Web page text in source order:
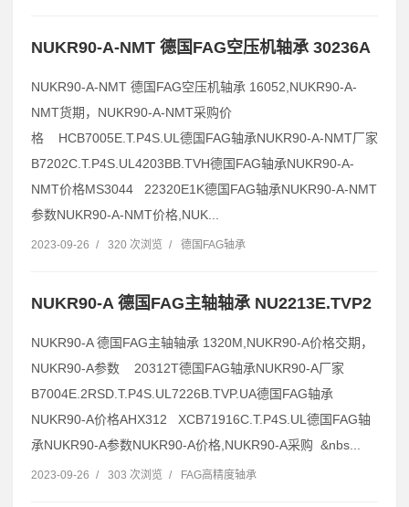
NUKR90-A-NMT 德国FAG空压机轴承 30236A
NUKR90-A-NMT 德国FAG空压机轴承 16052,NUKR90-A-
NMT货期，NUKR90-A-NMT采购价
格 HCB7005E.T.P4S.UL德国FAG轴承NUKR90-A-NMT厂家
B7202C.T.P4S.UL4203BB.TVH德国FAG轴承NUKR90-A-
NMT价格MS3044 22320E1K德国FAG轴承NUKR90-A-NMT
参数NUKR90-A-NMT价格,NUK...
2023-09-26 / 320 次浏览 / 德国FAG轴承
NUKR90-A 德国FAG主轴轴承 NU2213E.TVP2
NUKR90-A 德国FAG主轴轴承 1320M,NUKR90-A价格交期，
NUKR90-A参数 20312T德国FAG轴承NUKR90-A厂家
B7004E.2RSD.T.P4S.UL7226B.TVP.UA德国FAG轴承
NUKR90-A价格AHX312 XCB71916C.T.P4S.UL德国FAG轴
承NUKR90-A参数NUKR90-A价格,NUKR90-A采购 &nbs...
2023-09-26 / 303 次浏览 / FAG高精度轴承